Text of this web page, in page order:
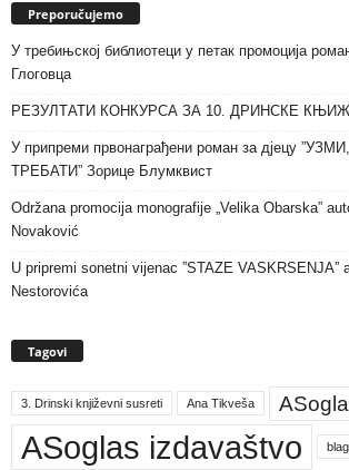
Preporučujemo
У требињској библиотеци у петак промоција
Глоговца
РЕЗУЛТАТИ КОНКУРСА ЗА 10. ДРИНСКЕ
У припреми првонаграђени роман за дјецу
ТРЕБАТИ” Зорице Блумквист
Održana promocija monografije „Velika Obarska”
Novaković
U pripremi sonetni vijenac ”STAZE VASKRSENJA”
Nestorovića
Tagovi
3. Drinski književni susreti Ana Tikveša
ASoglas izdavaštvo